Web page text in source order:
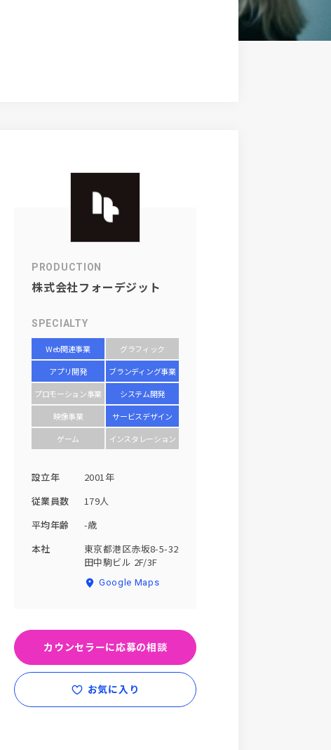
PRODUCTION
株式会社フォーデジット
SPECIALTY
Web関連事業
グラフィック
アプリ開発
ブランディング事業
プロモーション事業
システム開発
映像事業
サービスデザイン
ゲーム
インスタレーション
設立年
2001年
従業員数
179人
平均年齢
-歳
本社
東京都港区赤坂8-5-32
田中駒ビル 2F/3F
Google Maps
カウンセラーに応募の相談
お気に入り